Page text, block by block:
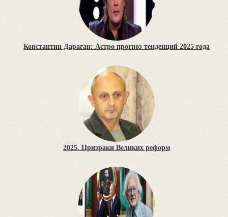
Константин Дараган: Астро прогноз тенденций 2025 года
2025. Призраки Великих реформ